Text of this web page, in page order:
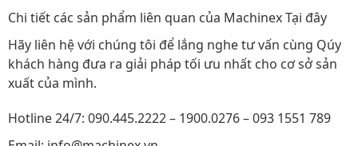
Chi tiết các sản phẩm liên quan của Machinex Tại đây
Hãy liên hệ với chúng tôi để lắng nghe tư vấn cùng Qúy
khách hàng đưa ra giải pháp tối ưu nhất cho cơ sở sản
xuất của mình.
Hotline 24/7: 090.445.2222 – 1900.0276 – 093 1551 789